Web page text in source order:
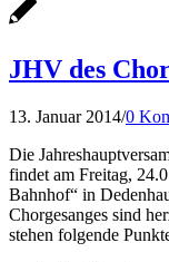
JHV des
13. Januar 2014/0
Die
findet am Freitag,
Bahnhof“ in
Chorgesanges sind
stehen folgende